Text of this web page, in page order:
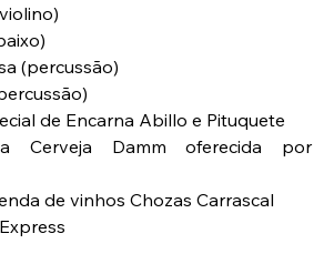
(percussão)
de Encarna Abillo e Pituquete
Cerveja Damm oferecida por
de vinhos Chozas Carrascal